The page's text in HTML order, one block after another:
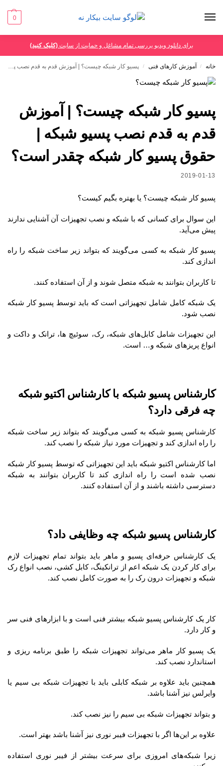
0
برای دانلود ویدیو بررسی تمام مشاغل و حمایت از سایت (کلیک کنید)
خانه / آموزش کارهای فنی / پسیو کار شبکه چیست؟ | آموزش قدم به قدم نصب پسیو شبکه | حقوق پسیو کار شبکه چقدر است؟
پسیو کار شبکه چیست؟ | آموزش
قدم به قدم نصب پسیو شبکه |
حقوق پسیو کار شبکه چقدر است؟
2019-01-13
پسیو کار شبکه چیست؟ یا بهتره بگیم کیست؟
این سوال برای کسانی که با شبکه و نصب تجهیزات آن آشنایی ندارند
پیش می‌آید.
پسیو کار شبکه به کسی می‌گویند که بتواند زیر ساخت شبکه را راه
اندازی کند.
تا کاربران بتوانند به شبکه متصل شوند و از آن استفاده کنند.
یک شبکه کامل شامل تجهیزاتی است که باید توسط پسیو کار شبکه
نصب شود.
این تجهیزات شامل کابل‌های شبکه، رک، سوئیچ ها، ترانک و داکت و
انواع پریزهای شبکه و… است.
کارشناس پسیو شبکه با کارشناس اکتیو شبکه
چه فرقی دارد؟
کارشناس پسیو شبکه به کسی می‌گویند که بتواند زیر ساخت شبکه
را راه اندازی کند و تجهیزات مورد نیاز شبکه را نصب کند.
اما کارشناس اکتیو شبکه باید این تجهیزاتی که توسط پسیو کار شبکه
نصب شده است را راه اندازی کند تا کاربران بتوانند به شبکه
دسترسی داشته باشند و از آن استفاده کنند.
کارشناس پسیو شبکه چه وظایفی داد؟
یک کارشناس حرفه‌ای پسیو و ماهر باید بتواند تمام تجهیزات لازم
برای کار کردن یک شبکه اعم از ترانکینگ، کابل کشی، نصب انواع رک
شبکه و تجهیزات درون رک را به صورت کامل نصب کند.
کار یک کارشناس پسیو شبکه بیشتر فنی است و با ابزارهای فنی سر
و کار دارد.
یک پسیو کار ماهر می‌تواند تجهیزات شبکه را طبق برنامه ریزی و
استاندارد نصب کند.
همچنین باید علاوه بر شبکه کابلی باید با تجهیزات شبکه بی سیم یا
وایرلس نیز آشنا باشد.
و بتواند تجهیزات شبکه بی سیم را نیز نصب کند.
علاوه بر این‌ها اگر با تجهیزات فیبر نوری نیز آشنا باشد بهتر است.
زیرا شبکه‌های امروزی برای سرعت بیشتر از فیبر نوری استفاده